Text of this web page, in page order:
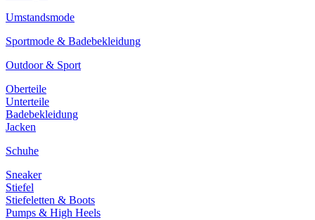
Umstandsmode
Sportmode & Badebekleidung
Outdoor & Sport
Oberteile
Unterteile
Badebekleidung
Jacken
Schuhe
Sneaker
Stiefel
Stiefeletten & Boots
Pumps & High Heels